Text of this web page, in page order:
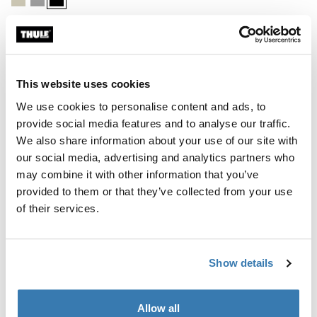
This website uses cookies
We use cookies to personalise content and ads, to
provide social media features and to analyse our traffic.
We also share information about your use of our site with
our social media, advertising and analytics partners who
may combine it with other information that you’ve
provided to them or that they’ve collected from your use
of their services.
Show details
Allow all
siège d'appoint à dossier haut i-
Pourquoi choisir un siège
d’appoint Thule ?
Un siège d’appoint est essentiel lorsque votre enfant
adulte. Nos sièges d’appoint sont conçus avec des
d’utilisation. Que vous ayez besoin d’un siège d’auto